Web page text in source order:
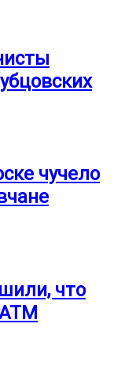
чучело
что